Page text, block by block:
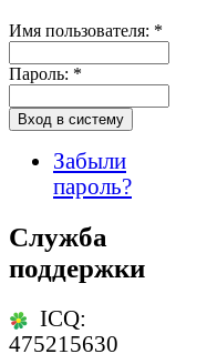
Имя пользователя: *
Пароль: *
Забыли
пароль?
Служба
поддержки
ICQ:
475215630